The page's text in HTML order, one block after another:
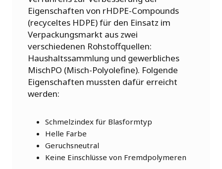
Eigenschaften von rHDPE-Compounds
(recyceltes HDPE) für den Einsatz im
Verpackungsmarkt aus zwei
verschiedenen Rohstoffquellen:
Haushaltssammlung und gewerbliches
MischPO (Misch-Polyolefine). Folgende
Eigenschaften mussten dafür erreicht
werden:
Schmelzindex für Blasformtyp
Helle Farbe
Geruchsneutral
Keine Einschlüsse von Fremdpolymeren